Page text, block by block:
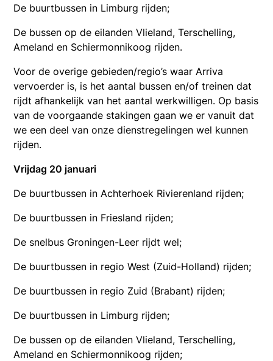
De buurtbussen in Limburg rijden;
De bussen op de eilanden Vlieland, Terschelling,
Ameland en Schiermonnikoog rijden.
Voor de overige gebieden/regio’s waar Arriva
vervoerder is, is het aantal bussen en/of treinen dat
rijdt afhankelijk van het aantal werkwilligen. Op basis
van de voorgaande stakingen gaan we er vanuit dat
we een deel van onze dienstregelingen wel kunnen
rijden.
Vrijdag 20 januari
De buurtbussen in Achterhoek Rivierenland rijden;
De buurtbussen in Friesland rijden;
De snelbus Groningen-Leer rijdt wel;
De buurtbussen in regio West (Zuid-Holland) rijden;
De buurtbussen in regio Zuid (Brabant) rijden;
De buurtbussen in Limburg rijden;
De bussen op de eilanden Vlieland, Terschelling,
Ameland en Schiermonnikoog rijden;